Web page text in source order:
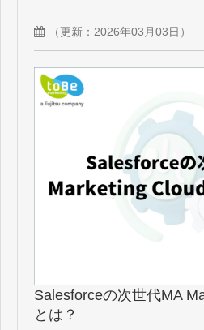
（更新： 2026年03月03日 ）
Salesforceの次世代MA
とは？